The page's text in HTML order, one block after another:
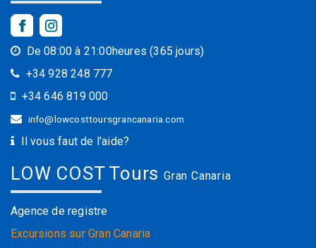
De 08:00 à 21:00heures (365 jours)
+34 928 248 777
+34 646 819 000
info@lowcosttoursgrancanaria.com
Il vous faut de l'aide?
LOW COST Tours Gran Canaria
Agence de registre
Excursions sur Gran Canaria